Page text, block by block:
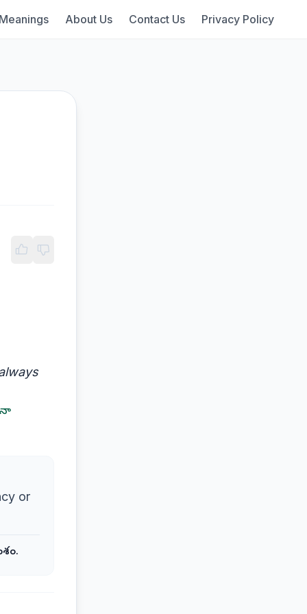
About Us Contact Us Privacy Policy
నా
or